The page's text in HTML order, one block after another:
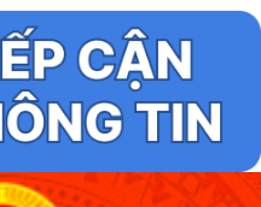
đến ngày
đến ngày
đến ngày
đến ngày